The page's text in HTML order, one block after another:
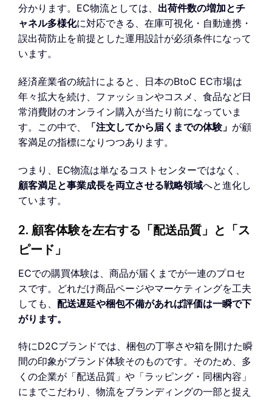
分かります。EC物流としては、 出荷件数の増加とチ
ャネル多様化に対応できる、在庫可視化・自動連携・
誤出荷防止を前提とした運用設計が必須条件になって
います。
経済産業省の統計によると、日本のBtoC EC市場は
年々拡大を続け、ファッションやコスメ、食品など日
常消費財のオンライン購入が当たり前になっていま
す。この中で、
「注文してから届くまでの体験」 が顧
客満足の指標になりつつあります。
つまり、EC物流は単なるコストセンターではなく、
顧客満足と事業成長を両立させる戦略領域へと進化し
ています。
2. 顧客体験を左右する「配送品質」と「ス
ピード」
ECでの購買体験は、商品が届くまでが一連のプロセ
スです。どれだけ商品ページやマーケティングを工夫
しても、 配送遅延や梱包不備があれば評価は一瞬で下
がります。
特にD2Cブランドでは、梱包の丁寧さや箱を開けた瞬
間の印象がブランド体験そのものです。そのため、多
くの企業が「配送品質」や「ラッピング・同梱内容」
にまでこだわり、物流をブランディングの一部と捉え